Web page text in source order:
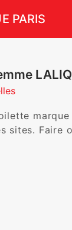
PARIS
marque
sites. Faire